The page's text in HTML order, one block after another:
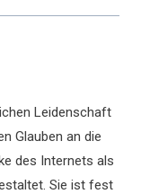
Leidenschaft
Glauben an die
des Internets als
Sie ist fest